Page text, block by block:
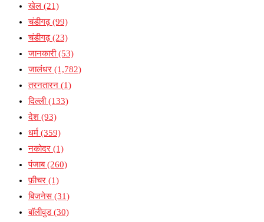
खेल (21)
चंडीगढ़(99)
चंडीगढ़(23)
जानकारी(53)
जालंधर (1,782)
तरनतारन (1)
दिल्ली(133)
देश (93)
धर्म (359)
नकोदर (1)
पंजाब(260)
फ़ीचर (1)
बिजनेस(31)
बॉलीवुड(30)